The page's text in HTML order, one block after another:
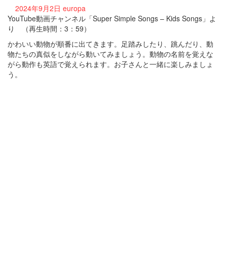
2024年9月2日 europa
YouTube動画チャンネル「Super Simple Songs – Kids Songs」よ
り （再生時間：3：59）
かわいい動物が順番に出てきます。足踏みしたり、跳んだり、動
物たちの真似をしながら動いてみましょう。動物の名前を覚えな
がら動作も英語で覚えられます。お子さんと一緒に楽しみましょ
う。